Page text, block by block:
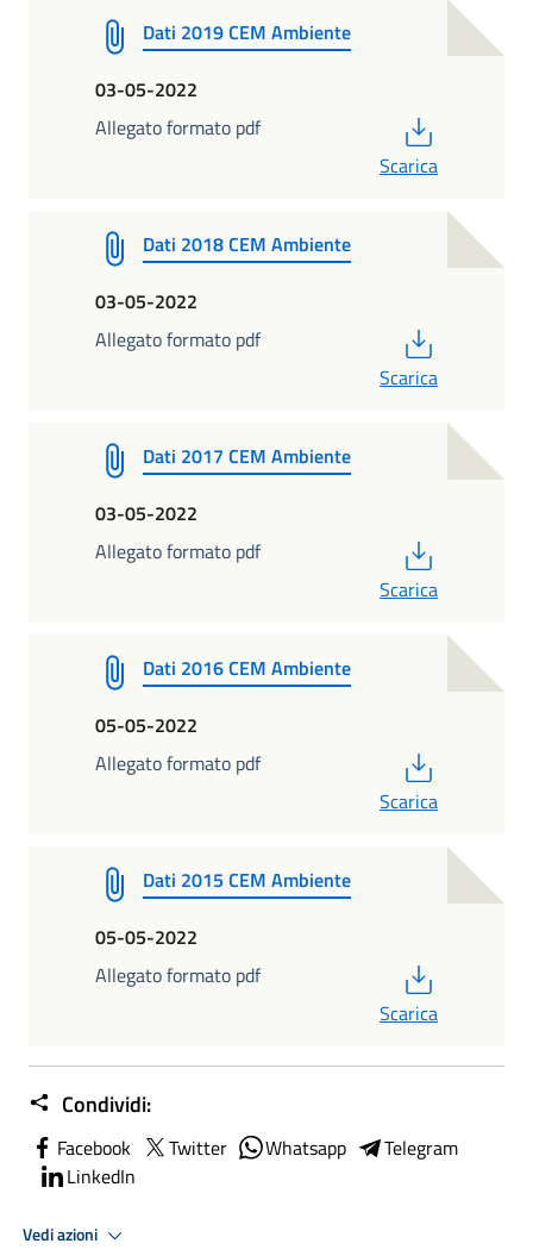
Dati 2019 CEM Ambiente
03-05-2022
Allegato formato pdf
Scarica
Dati 2018 CEM Ambiente
03-05-2022
Allegato formato pdf
Scarica
Dati 2017 CEM Ambiente
03-05-2022
Allegato formato pdf
Scarica
Dati 2016 CEM Ambiente
05-05-2022
Allegato formato pdf
Scarica
Dati 2015 CEM Ambiente
05-05-2022
Allegato formato pdf
Scarica
Condividi:
Facebook Twitter Whatsapp
Telegram
LinkedIn
Vedi azioni